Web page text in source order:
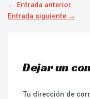
← Entrada anterior
Entrada siguiente →
Dejar un
Tu dirección de